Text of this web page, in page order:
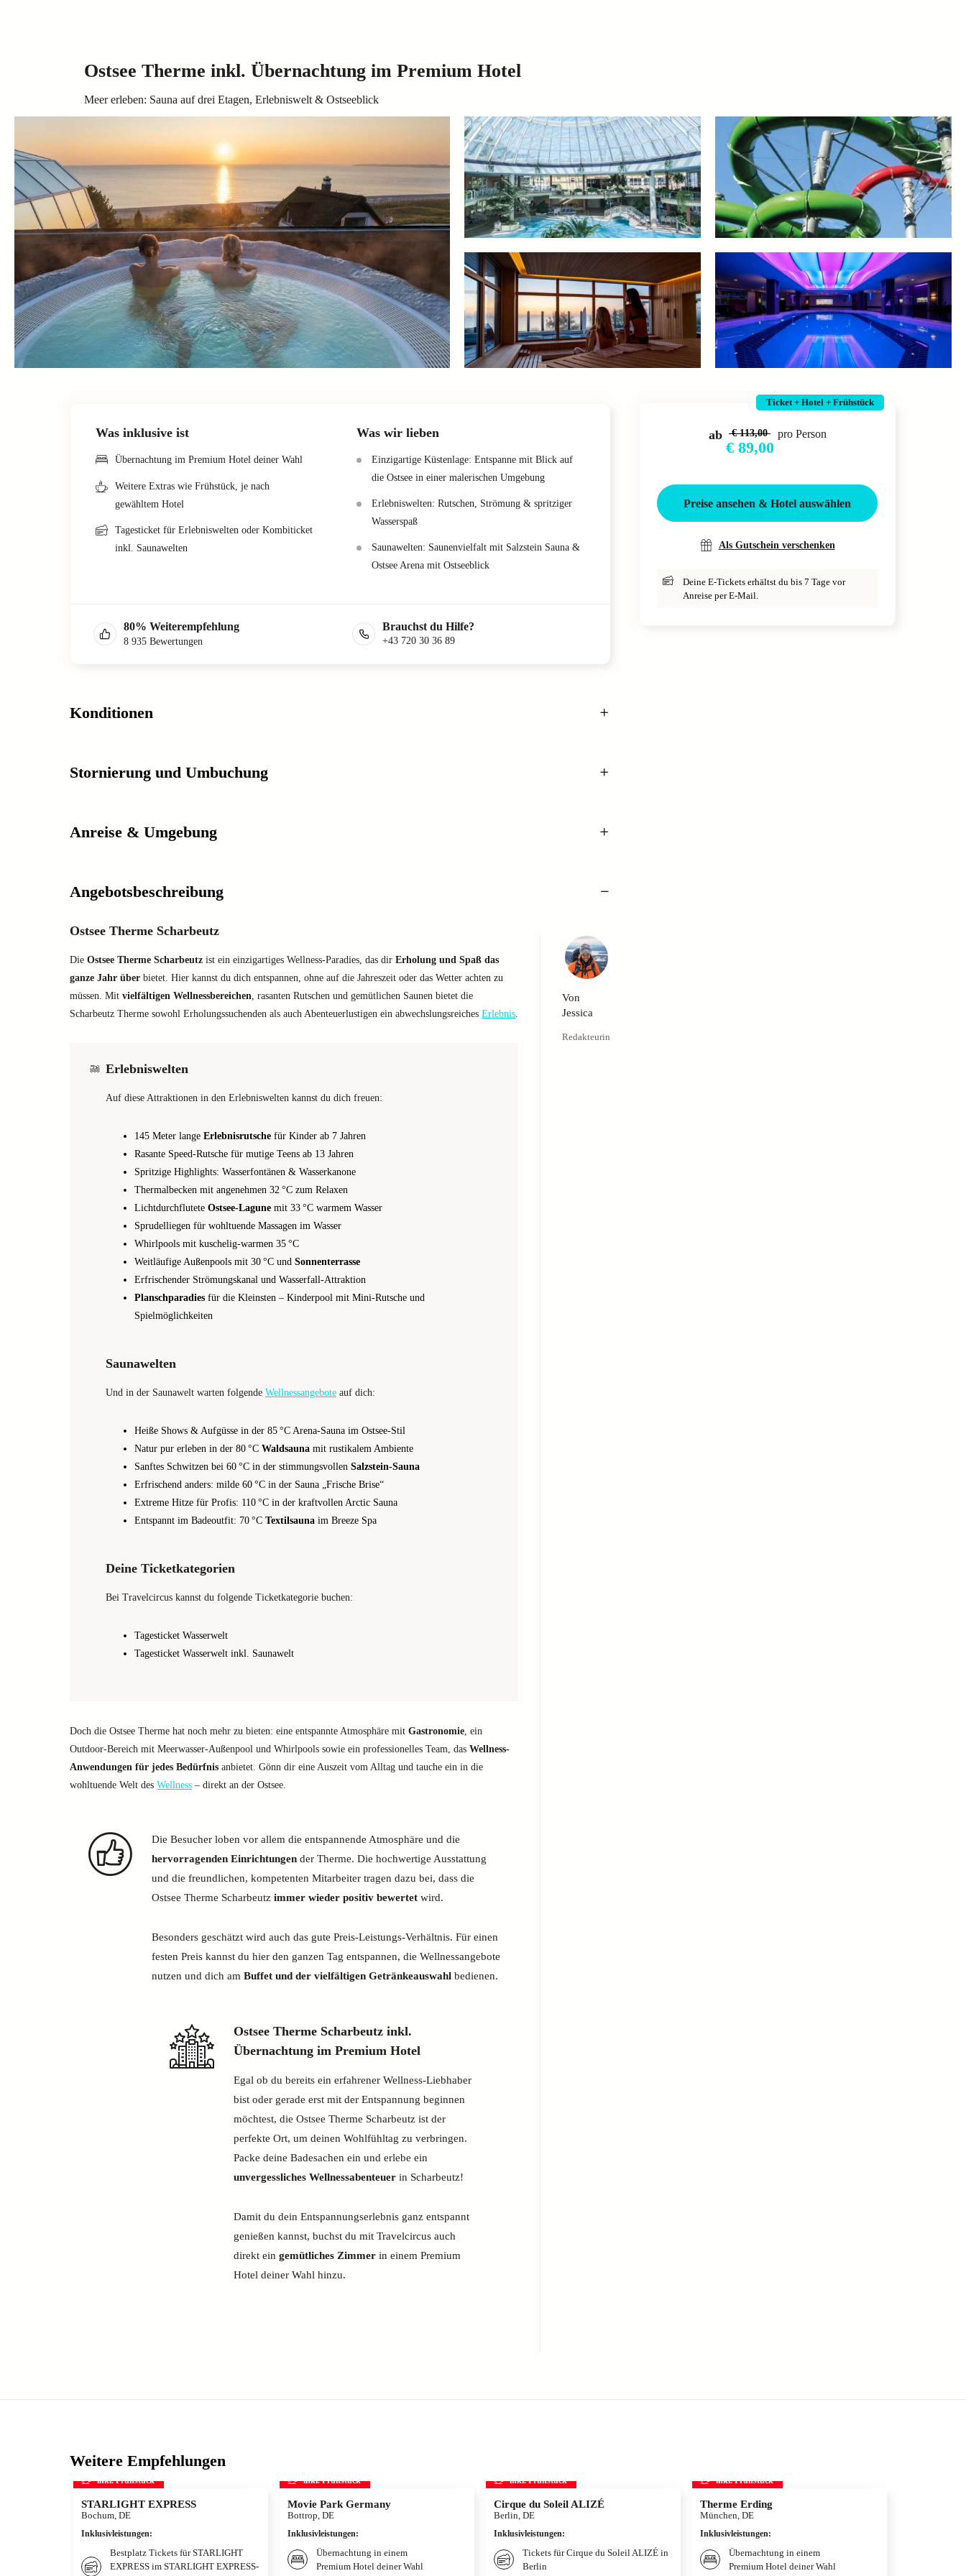
Ostsee Therme inkl. Übernachtung im Premium Hotel
Meer erleben: Sauna auf drei Etagen, Erlebniswelt & Ostseeblick
Ticket + Hotel + Frühstück
ab € 113,00
€ 89,00
pro Person
Preise ansehen & Hotel auswählen
Als Gutschein verschenken
Deine E-Tickets erhältst du bis 7 Tage vor
Anreise per E-Mail.
Was inklusive ist
Übernachtung im Premium Hotel deiner Wahl
Weitere Extras wie Frühstück, je nach
gewähltem Hotel
Tagesticket für Erlebniswelten oder Kombiticket
inkl. Saunawelten
Was wir lieben
Einzigartige Küstenlage: Entspanne mit Blick auf
die Ostsee in einer malerischen Umgebung
Erlebniswelten: Rutschen, Strömung & spritziger
Wasserspaß
Saunawelten: Saunenvielfalt mit Salzstein Sauna &
Ostsee Arena mit Ostseeblick
80% Weiterempfehlung
8 935 Bewertungen
Brauchst du Hilfe?
+43 720 30 36 89
Konditionen
Stornierung und Umbuchung
Anreise & Umgebung
Angebotsbeschreibung
Ostsee Therme Scharbeutz
Die Ostsee Therme Scharbeutz ist ein einzigartiges Wellness-Paradies, das dir Erholung und Spaß das
ganze Jahr über bietet. Hier kannst du dich entspannen, ohne auf die Jahreszeit oder das Wetter achten zu
müssen. Mit vielfältigen Wellnessbereichen, rasanten Rutschen und gemütlichen Saunen bietet die
Scharbeutz Therme sowohl Erholungssuchenden als auch Abenteuerlustigen ein abwechslungsreiches Erlebnis.
Erlebniswelten
Auf diese Attraktionen in den Erlebniswelten kannst du dich freuen:
145 Meter lange Erlebnisrutsche für Kinder ab 7 Jahren
Rasante Speed-Rutsche für mutige Teens ab 13 Jahren
Spritzige Highlights: Wasserfontänen & Wasserkanone
Thermalbecken mit angenehmen 32 °C zum Relaxen
Lichtdurchflutete Ostsee-Lagune mit 33 °C warmem Wasser
Sprudelliegen für wohltuende Massagen im Wasser
Whirlpools mit kuschelig-warmen 35 °C
Weitläufige Außenpools mit 30 °C und Sonnenterrasse
Erfrischender Strömungskanal und Wasserfall-Attraktion
Planschparadies für die Kleinsten – Kinderpool mit Mini-Rutsche und
Spielmöglichkeiten
Saunawelten
Und in der Saunawelt warten folgende Wellnessangebote auf dich:
Heiße Shows & Aufgüsse in der 85 °C Arena-Sauna im Ostsee-Stil
Natur pur erleben in der 80 °C Waldsauna mit rustikalem Ambiente
Sanftes Schwitzen bei 60 °C in der stimmungsvollen Salzstein-Sauna
Erfrischend anders: milde 60 °C in der Sauna „Frische Brise“
Extreme Hitze für Profis: 110 °C in der kraftvollen Arctic Sauna
Entspannt im Badeoutfit: 70 °C Textilsauna im Breeze Spa
Deine Ticketkategorien
Bei Travelcircus kannst du folgende Ticketkategorie buchen:
Tagesticket Wasserwelt
Tagesticket Wasserwelt inkl. Saunawelt
Doch die Ostsee Therme hat noch mehr zu bieten: eine entspannte Atmosphäre mit Gastronomie, ein
Outdoor-Bereich mit Meerwasser-Außenpool und Whirlpools sowie ein professionelles Team, das Wellness-
Anwendungen für jedes Bedürfnis anbietet. Gönn dir eine Auszeit vom Alltag und tauche ein in die
wohltuende Welt des Wellness – direkt an der Ostsee.
Die Besucher loben vor allem die entspannende Atmosphäre und die
hervorragenden Einrichtungen der Therme. Die hochwertige Ausstattung
und die freundlichen, kompetenten Mitarbeiter tragen dazu bei, dass die
Ostsee Therme Scharbeutz immer wieder positiv bewertet wird.
Besonders geschätzt wird auch das gute Preis-Leistungs-Verhältnis. Für einen
festen Preis kannst du hier den ganzen Tag entspannen, die Wellnessangebote
nutzen und dich am Buffet und der vielfältigen Getränkeauswahl bedienen.
Ostsee Therme Scharbeutz inkl.
Übernachtung im Premium Hotel
Egal ob du bereits ein erfahrener Wellness-Liebhaber
bist oder gerade erst mit der Entspannung beginnen
möchtest, die Ostsee Therme Scharbeutz ist der
perfekte Ort, um deinen Wohlfühltag zu verbringen.
Packe deine Badesachen ein und erlebe ein
unvergessliches Wellnessabenteuer in Scharbeutz!
Damit du dein Entspannungserlebnis ganz entspannt
genießen kannst, buchst du mit Travelcircus auch
direkt ein gemütliches Zimmer in einem Premium
Hotel deiner Wahl hinzu.
Von
Jessica
Redakteurin
Weitere Empfehlungen
inkl. Frühstück
STARLIGHT EXPRESS
Bochum, DE
Inklusivleistungen:
Bestplatz Tickets für STARLIGHT
EXPRESS im STARLIGHT EXPRESS-
inkl. Frühstück
Movie Park Germany
Bottrop, DE
Inklusivleistungen:
Übernachtung in einem
Premium Hotel deiner Wahl
inkl. Frühstück
Cirque du Soleil ALIZÉ
Berlin, DE
Inklusivleistungen:
Tickets für Cirque du Soleil ALIZÉ in
Berlin
inkl. Frühstück
Therme Erding
München, DE
Inklusivleistungen:
Übernachtung in einem
Premium Hotel deiner Wahl